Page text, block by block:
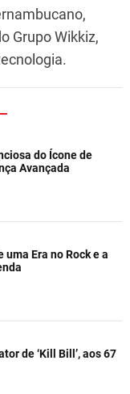
Grupo Wikkiz,
do Ícone de
Avançada
uma Era no Rock e a
de ‘Kill Bill’, aos 67